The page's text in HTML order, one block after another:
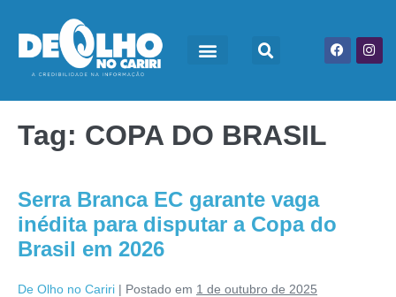
Tag: COPA DO BRASIL
Serra Branca EC garante vaga
inédita para disputar a Copa do
Brasil em 2026
De Olho no Cariri | Postado em 1 de outubro de 2025